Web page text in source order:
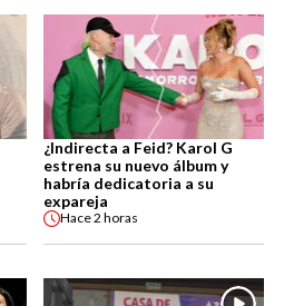
¿Indirecta a Feid? Karol G
estrena su nuevo álbum y
habría dedicatoria a su
expareja
Hace2 horas